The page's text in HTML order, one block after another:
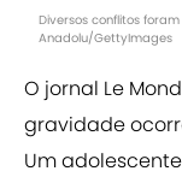
Diversos conflitos
Anadolu/GettyImages
O jornal Le
gravidade
Um